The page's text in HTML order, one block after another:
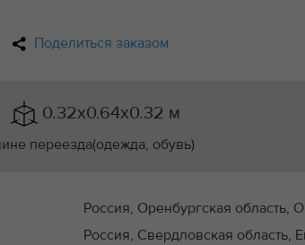
Поделиться заказом
0.32x0.64x0.32 м
переезда(одежда, обувь)
Россия, Оренбургская область,
Россия, Свердловская область,